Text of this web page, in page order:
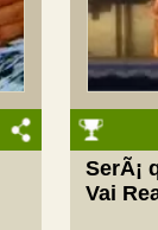
SerÃ¡
Vai